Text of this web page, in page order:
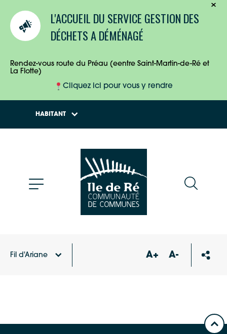
L'ACCUEIL DU SERVICE GESTION DES
DÉCHETS A DÉMÉNAGÉ
Rendez-vous route du Préau (eentre Saint-Martin-de-Ré et
La Flotte)
Cliquez ici pour vous y rendre
HABITANT
ENTREPRISES
Fil d'Ariane A+ A-